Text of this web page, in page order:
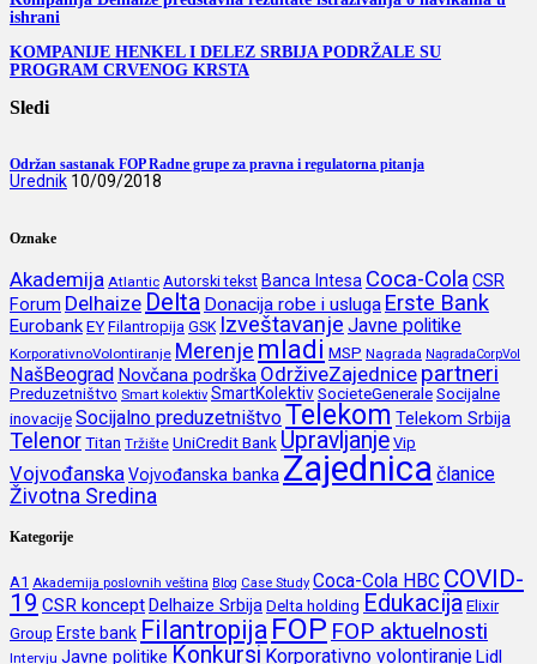
ishrani
KOMPANIJE HENKEL I DELEZ SRBIJA PODRŽALE SU
PROGRAM CRVENOG KRSTA
Sledi
Održan sastanak FOP Radne grupe za pravna i regulatorna pitanja
Urednik 10/09/2018
Oznake
Akademija Atlantic Autorski tekst Banca Intesa Coca-Cola CSR
Forum Delhaize Delta Donacija robe i usluga Erste Bank
EurobankEY Filantropija GSK Izveštavanje Javne politike
KorporativnoVolontiranje Merenje mladi MSP Nagrada NagradaCorpVol
NašBeograd Novčana podrška OdrživeZajednice partneri
Preduzetništvo Smart kolektiv SmartKolektivSocieteGeneraleSocijalne
inovacijeSocijalno preduzetništvoTelekom Telekom Srbija
TelenorTitan Tržište UniCredit Bank Upravljanje Vip
VojvođanskaVojvođanska banka Zajednica članice
Životna Sredina
Kategorije
A1 Akademija poslovnih veština Blog Case Study Coca-Cola HBC COVID-
19 CSR konceptDelhaize Srbija Delta holding Edukacija Elixir
Group Erste bank Filantropija FOP FOP aktuelnosti
Intervju Javne politike Konkursi Korporativno volontiranjeLidl